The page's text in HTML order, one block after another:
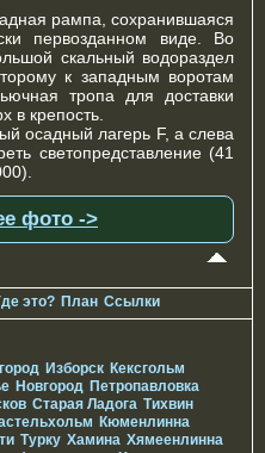
рампа, сохранившаяся
первозданном виде. Во
скальный водораздел
к западным воротам
тропа для доставки
в крепость.
осадный лагерь F, а слева
светопредставление (41
фото ->
это? План Ссылки
Изборск Кексгольм
Новгород Петропавловка
Старая Ладога Тихвин
Кюменлинна
Турку Хамина Хямеенлинна